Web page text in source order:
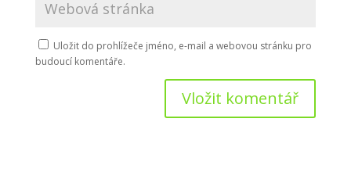
Uložit do prohlížeče jméno, e-mail a webovou stránku pro
budoucí komentáře.